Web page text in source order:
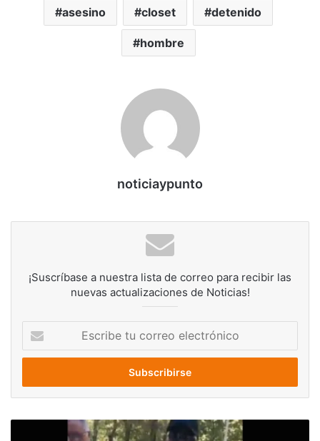
asesino closet detenido
hombre
noticiaypunto
¡Suscríbase a nuestra lista de correo para recibir las
nuevas actualizaciones de Noticias!
correo